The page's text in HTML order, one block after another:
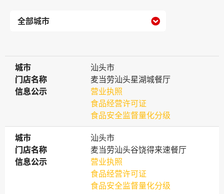

城市
城市
汕头市
门店名称
门店名称
麦当劳汕头星湖城餐厅
信息公示
信息公示
营业执照
食品经营许可证
食品安全监督量化分级
城市
城市
汕头市
门店名称
门店名称
麦当劳汕头谷饶得来速餐厅
信息公示
信息公示
营业执照
食品经营许可证
食品安全监督量化分级